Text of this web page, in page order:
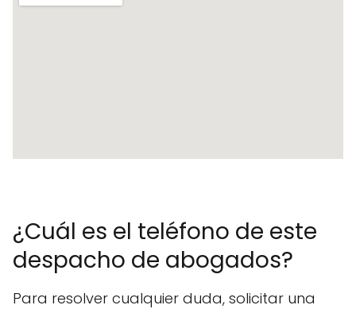
¿Cuál es el teléfono de este
despacho de abogados?
Para resolver cualquier duda, solicitar una